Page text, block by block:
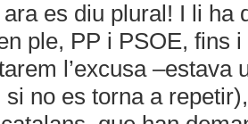
es diu plural! I li ha
ple, PP i PSOE, fins
l’excusa –estava
si no es torna a